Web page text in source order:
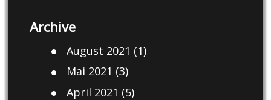
Archive
August 2021 (1)
Mai 2021 (3)
April 2021 (5)